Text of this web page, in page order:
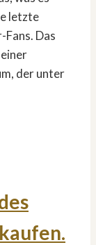
letzte
Das
der unter